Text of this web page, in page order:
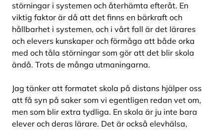
störningar i systemen och återhämta efteråt. En
viktig faktor är då att det finns en bärkraft och
hållbarhet i systemen, och i vårt fall är det lärares
och elevers kunskaper och förmåga att både orka
med och tåla störningar som gör att det blir skola
ändå. Trots de många utmaningarna.
Jag tänker att formatet skola på distans hjälper oss
att få syn på saker som vi egentligen redan vet om,
men som blir extra tydliga. En skola är ju inte bara
elever och deras lärare. Det är också elevhälsa,